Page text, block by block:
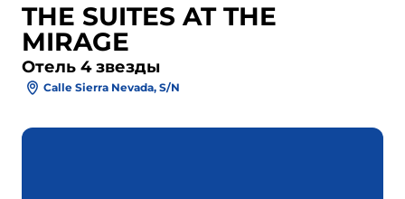
THE SUITES AT THE
MIRAGE
Отель 4 звезды
Calle Sierra Nevada, S/n